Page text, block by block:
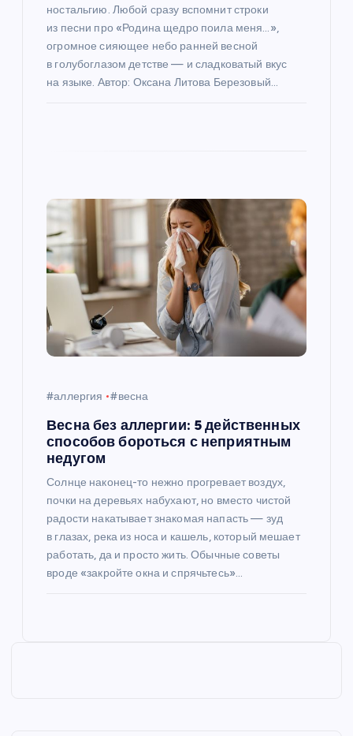
ностальгию. Любой сразу вспомнит строки
из песни про «Родина щедро поила меня…»,
огромное сияющее небо ранней весной
в голубоглазом детстве — и сладковатый вкус
на языке. Автор: Оксана Литова Березовый…
#аллергия #весна
Весна без аллергии: 5 действенных
способов бороться с неприятным
недугом
Солнце наконец-то нежно прогревает воздух,
почки на деревьях набухают, но вместо чистой
радости накатывает знакомая напасть — зуд
в глазах, река из носа и кашель, который мешает
работать, да и просто жить. Обычные советы
вроде «закройте окна и спрячьтесь»…